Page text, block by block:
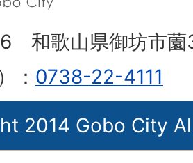
和歌山県御坊市薗
： 0738-22-4111
2014 Gobo City